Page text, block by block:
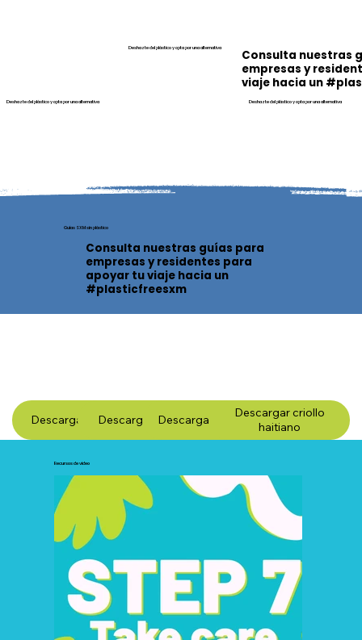
Guías SXM sin plástico
Consulta nuestras guías para
empresas y residentes para
apoyar tu viaje hacia un
#plasticfreesxm
Descargar en inglésDescargar EspañolDescargar en francésDescargar criollo
haitiano
Recursos de video
Deshazte del plástico y opta por una alternativa
Deshazte del plástico y opta por una alternativa
Consulta nuestras
empresas y
viaje hacia un
Deshazte del plástico y opta por una alternativa